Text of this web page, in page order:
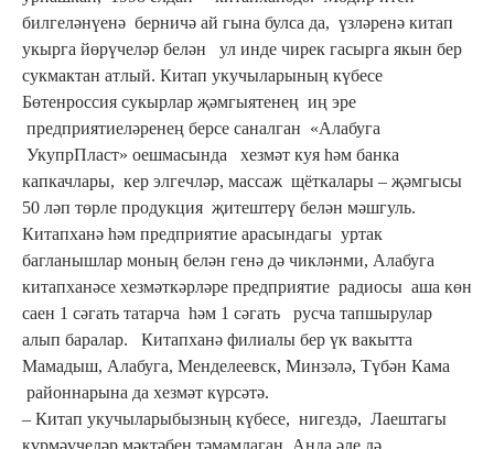
билгеләнүенә берничә ай гына булса да, үзләренә китап
укырга йөрүчеләр белән ул инде чирек гасырга якын бер
сукмактан атлый. Китап укучыларының күбесе
Бөтенроссия сукырлар җәмгыятенең иң эре
предприятиеләренең берсе саналган «Алабуга
УкупрПласт» оешмасында хезмәт куя һәм банка
капкачлары, кер элгечләр, массаж щёткалары – җәмгысы
50 ләп төрле продукция җитештерү белән мәшгуль.
Китапханә һәм предприятие арасындагы уртак
багланышлар моның белән генә дә чикләнми, Алабуга
китапханәсе хезмәткәрләре предприятие радиосы аша көн
саен 1 сәгать татарча һәм 1 сәгать русча тапшырулар
алып баралар. Китапханә филиалы бер үк вакытта
Мамадыш, Алабуга, Менделеевск, Минзәлә, Түбән Кама
районнарына да хезмәт күрсәтә.
– Китап укучыларыбызның күбесе, нигездә, Лаештагы